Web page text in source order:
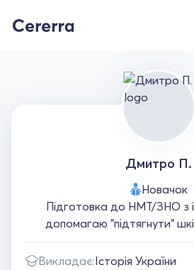
Дмитро П.
Новачок
Підготовка до НМТ/ЗНО з
допомагаю "підтягнути"
Викладає:Історія України